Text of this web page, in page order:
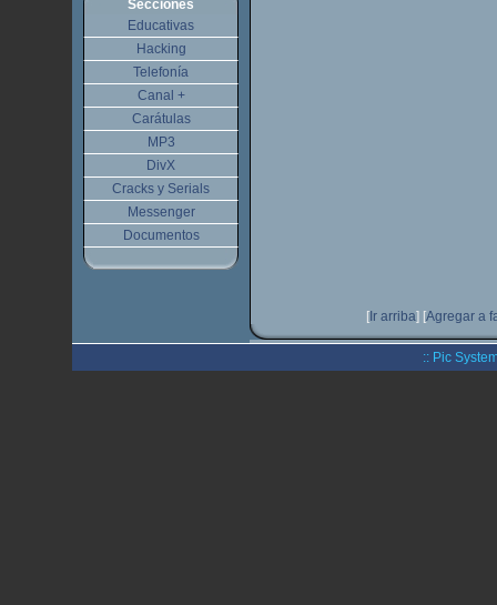
Secciones
Educativas
Hacking
Telefonía
Canal +
Carátulas
MP3
DivX
Cracks y Serials
Messenger
Documentos
[ Ir arriba] [Agregar a
:: Pic